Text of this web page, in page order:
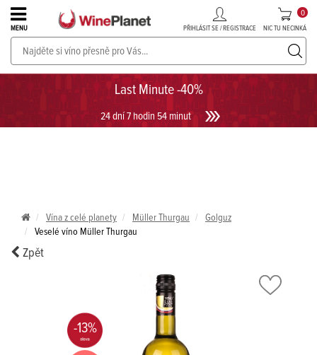
Last Minute -40%
24 dní 7 hodin 54 minut
MENU PŘIHLÁSIT SE / REGISTRACE NIC TU NECINKÁ
0
PROSECCO v akci až do -30%!UKÁZAT PROSECCO
Vína z celé planety Müller Thurgau
Golguz
Veselé víno Müller Thurgau
Zpět
-13%